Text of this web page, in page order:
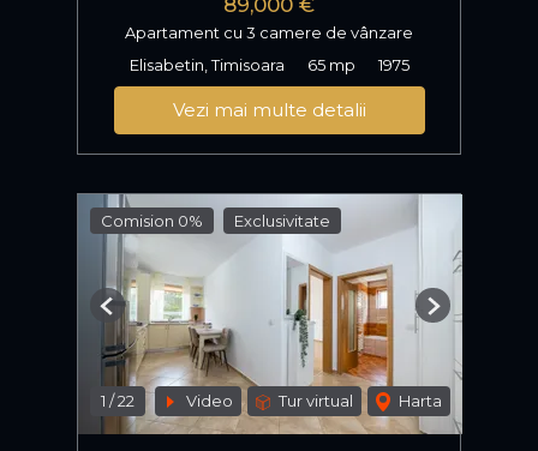
Apartament cu 3 camere de vânzare
Elisabetin, Timisoara
65 mp 1975
Vezi mai multe detalii
Comision 0% Exclusivitate
1 /22 Video Tur virtual Harta
Previous Next